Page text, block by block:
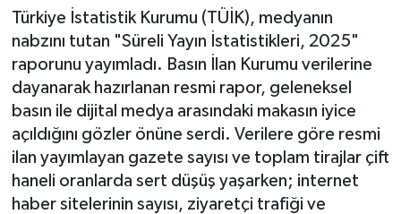
Türkiye İstatistik Kurumu (TÜİK), medyanın
nabzını tutan "Süreli Yayın İstatistikleri, 2025"
raporunu yayımladı. Basın İlan Kurumu verilerine
dayanarak hazırlanan resmi rapor, geleneksel
basın ile dijital medya arasındaki makasın iyice
açıldığını gözler önüne serdi. Verilere göre resmi
ilan yayımlayan gazete sayısı ve toplam tirajlar çift
haneli oranlarda sert düşüş yaşarken; internet
haber sitelerinin sayısı, ziyaretçi trafiği ve
Yaşam